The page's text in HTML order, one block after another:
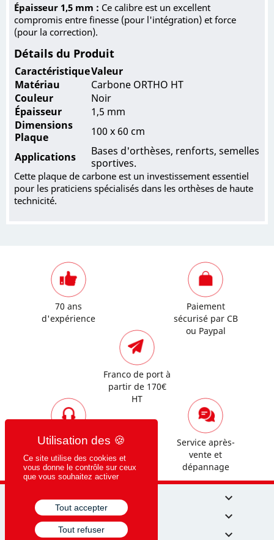
Épaisseur 1,5 mm : Ce calibre est un excellent
compromis entre finesse (pour l'intégration) et force
(pour la correction).
Détails du Produit
CaractéristiqueValeur
Matériau
Carbone ORTHO HT
Couleur
Noir
Épaisseur
1,5 mm
Dimensions
Plaque
100 x 60 cm
Applications
Bases d'orthèses, renforts, semelles
sportives.
Cette plaque de carbone est un investissement essentiel
pour les praticiens spécialisés dans les orthèses de haute
technicité.
70 ans
d'expérience
Paiement
sécurisé par CB
ou Paypal
Franco de port à
partir de 170€
HT
Assistance
commerciale et
technique
Service après-
vente et
dépannage
NOS PRODUITS

CRISPIN MÉDICAL

MON COMPTE

Ce site utilise des cookies et
vous donne le contrôle sur ceux
que vous souhaitez activer
Tout accepter
Tout refuser